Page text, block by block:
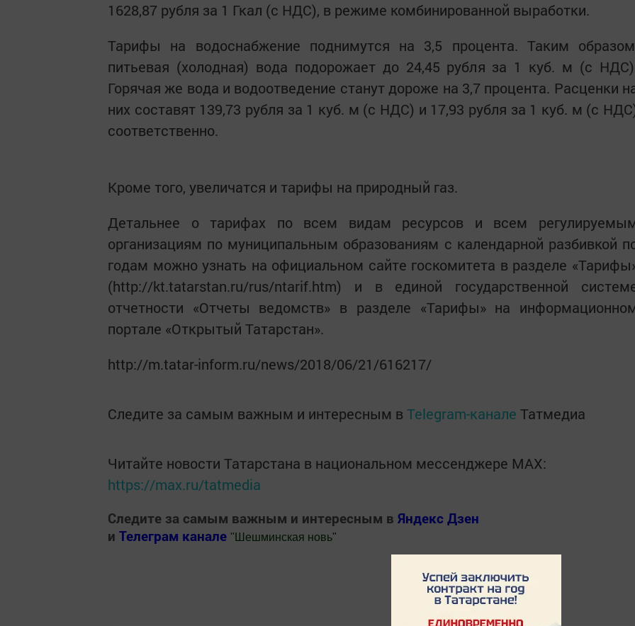
1628,87 рубля за 1 Гкал (с НДС), в режиме комбинированной выработки.
Тарифы на водоснабжение поднимутся на 3,5 процента. Таким
питьевая (холодная) вода подорожает до 24,45 рубля за 1 куб. м (с
Горячая же вода и водоотведение станут дороже на 3,7 процента. Расценки
них составят 139,73 рубля за 1 куб. м (с НДС) и 17,93 рубля за 1 куб. м (с
соответственно.
Кроме того, увеличатся и тарифы на природный газ.
Детальнее о тарифах по всем видам ресурсов и всем
организациям по муниципальным образованиям с календарной разбивкой
годам можно узнать на официальном сайте госкомитета в разделе
(http://kt.tatarstan.ru/rus/ntarif.htm) и в единой государственной
отчетности «Отчеты ведомств» в разделе «Тарифы» на
портале «Открытый Татарстан».
http://m.tatar-inform.ru/news/2018/06/21/616217/
Следите за самым важным и интересным в Telegram-канале Татмедиа
Читайте новости Татарстана в национальном мессенджере MАХ:
https://max.ru/tatmedia
Следите за самым важным и интересным в Яндекс Дзен
и Телеграм канале " Шешминская новь"